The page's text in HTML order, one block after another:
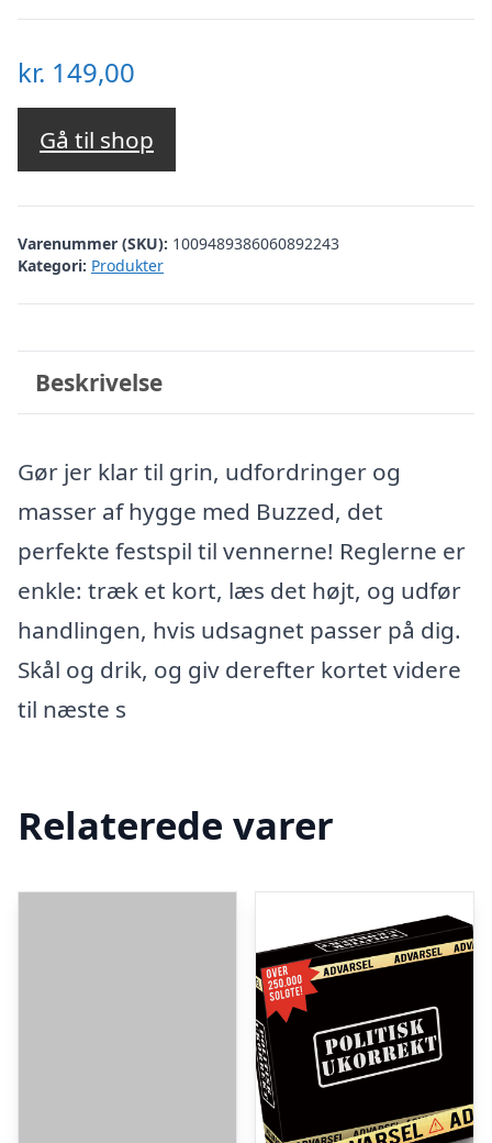
kr. 149,00
Gå til shop
Varenummer (SKU): 1009489386060892243
Kategori: Produkter
Beskrivelse
Gør jer klar til grin, udfordringer og
masser af hygge med Buzzed, det
perfekte festspil til vennerne! Reglerne er
enkle: træk et kort, læs det højt, og udfør
handlingen, hvis udsagnet passer på dig.
Skål og drik, og giv derefter kortet videre
til næste s
Relaterede varer